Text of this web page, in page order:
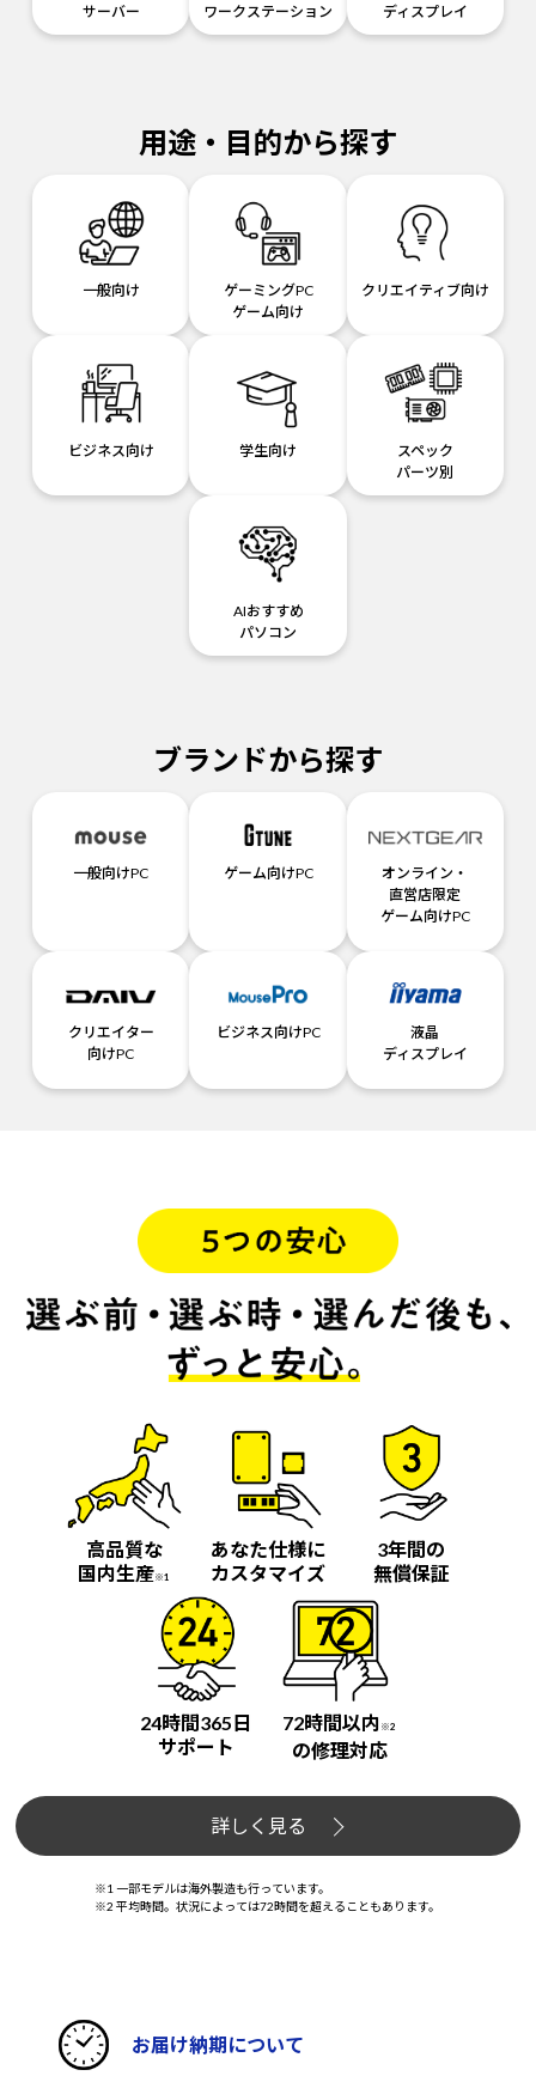
サーバー ワークステーション ディスプレイ
用途・目的から探す
一般向け
ゲーミングPC
ゲーム向け
クリエイティブ向け
ビジネス向け 学生向け
スペック
パーツ別
AIおすすめ
パソコン
ブランドから探す
一般向けPC ゲーム向けPC
オンライン・
直営店限定
ゲーム向けPC
クリエイター
向けPC
ビジネス向けPC
液晶
ディスプレイ
高品質な
国内生産※1
あなた仕様に
カスタマイズ
3年間の
無償保証
24時間365日
サポート
72時間以内 ※2
の修理対応
詳しく見る
※1 一部モデルは海外製造も行っています。
※2 平均時間。状況によっては72時間を超えることもあります。
お届け納期について